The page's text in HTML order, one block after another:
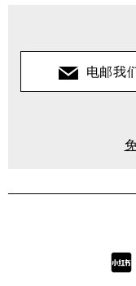
电邮我
分